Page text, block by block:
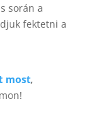
során a
fektetni a
most,